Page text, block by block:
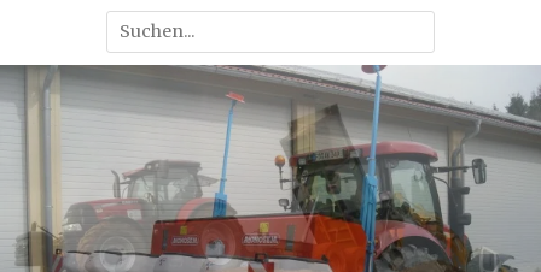
Suche
nach: